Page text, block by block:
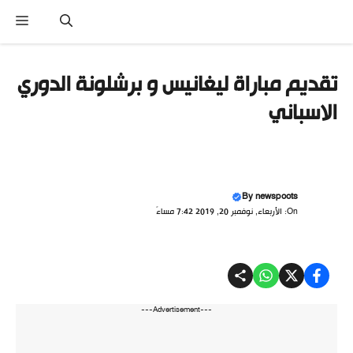
المحتوى
تقديم مباراة ليغانيس و برشلونة الدوري
الاسباني
Bynewspoots
On: الأربعاء, نوفمبر 20, 2019 7:42 مساءً
---Advertisement---